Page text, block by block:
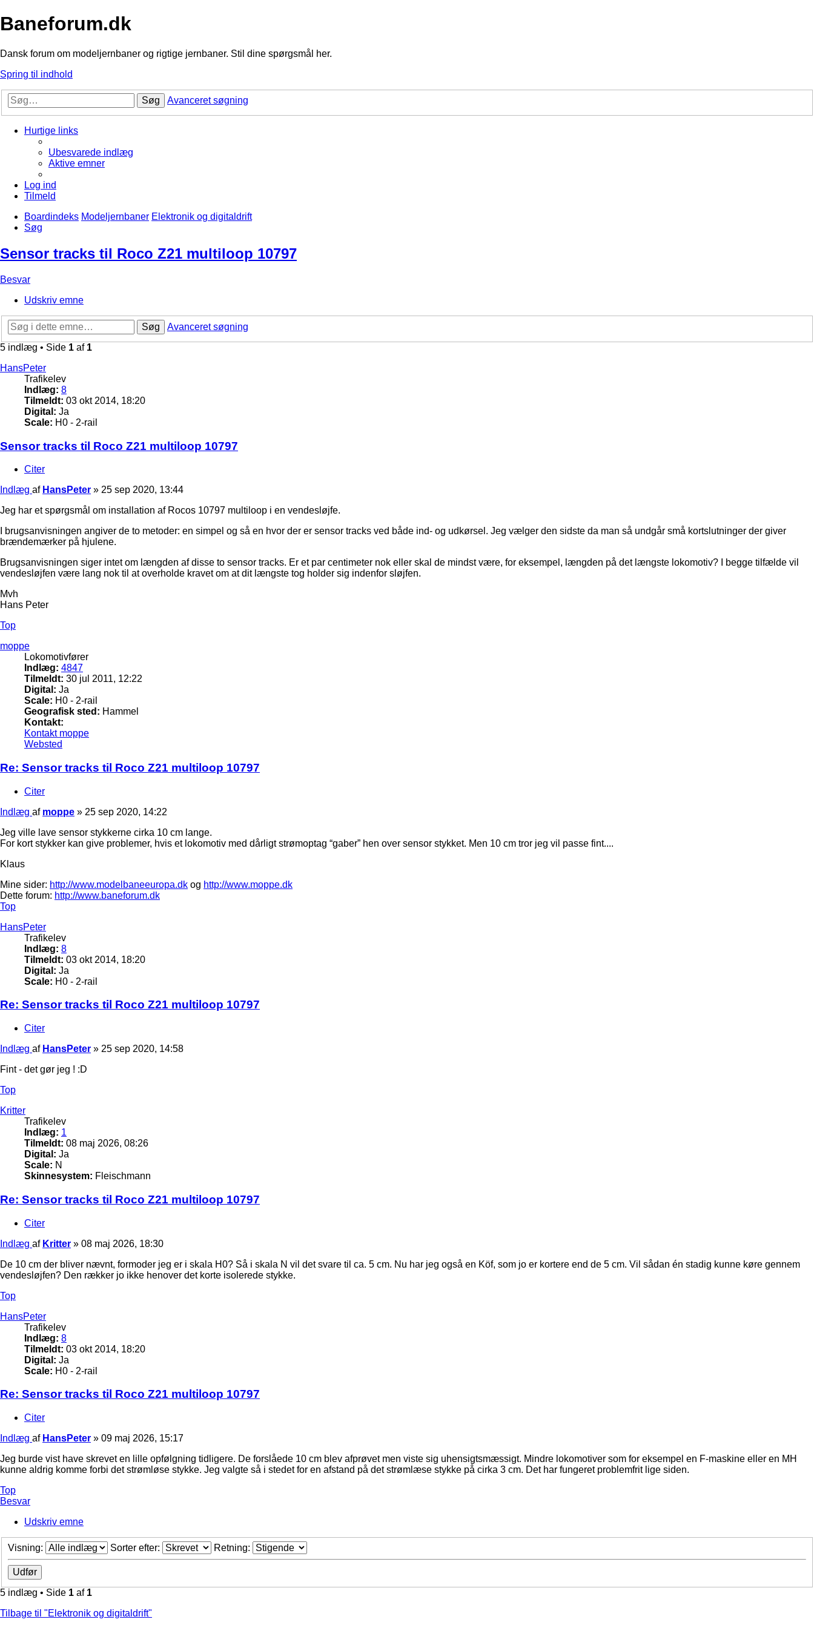
Baneforum.dk
Dansk forum om modeljernbaner og rigtige jernbaner. Stil dine spørgsmål her.
Spring til indhold
Søg Avanceret søgning
Hurtige links
Ubesvarede indlæg
Aktive emner
Log ind
Tilmeld
Boardindeks Modeljernbaner Elektronik og digitaldrift
Søg
Sensor tracks til Roco Z21 multiloop 10797
Besvar
Udskriv emne
Søg
Avanceret søgning
5 indlæg • Side 1 af 1
HansPeter
Trafikelev
Indlæg: 8
Tilmeldt: 03 okt 2014, 18:20
Digital: Ja
Scale: H0 - 2-rail
Sensor tracks til Roco Z21 multiloop 10797
Citer
Indlæg af HansPeter » 25 sep 2020, 13:44
Jeg har et spørgsmål om installation af Rocos 10797 multiloop i en vendesløjfe.
I brugsanvisningen angiver de to metoder: en simpel og så en hvor der er sensor tracks ved både ind- og udkørsel. Jeg vælger den sidste da man så undgår små kortslutninger der giver
brændemærker på hjulene.
Brugsanvisningen siger intet om længden af disse to sensor tracks. Er et par centimeter nok eller skal de mindst være, for eksempel, længden på det længste lokomotiv? I begge tilfælde vil
vendesløjfen være lang nok til at overholde kravet om at dit længste tog holder sig indenfor sløjfen.
Mvh
Hans Peter
Top
moppe
Lokomotivfører
Indlæg: 4847
Tilmeldt: 30 jul 2011, 12:22
Digital: Ja
Scale: H0 - 2-rail
Geografisk sted: Hammel
Kontakt:
Kontakt moppe
Websted
Re: Sensor tracks til Roco Z21 multiloop 10797
Citer
Indlæg af moppe » 25 sep 2020, 14:22
Jeg ville lave sensor stykkerne cirka 10 cm lange.
For kort stykker kan give problemer, hvis et lokomotiv med dårligt strømoptag “gaber” hen over sensor stykket. Men 10 cm tror jeg vil passe fint....
Klaus
Mine sider: http://www.modelbaneeuropa.dk og http://www.moppe.dk
Dette forum: http://www.baneforum.dk
Top
HansPeter
Trafikelev
Indlæg: 8
Tilmeldt: 03 okt 2014, 18:20
Digital: Ja
Scale: H0 - 2-rail
Re: Sensor tracks til Roco Z21 multiloop 10797
Citer
Indlæg af HansPeter » 25 sep 2020, 14:58
Fint - det gør jeg ! :D
Top
Kritter
Trafikelev
Indlæg: 1
Tilmeldt: 08 maj 2026, 08:26
Digital: Ja
Scale: N
Skinnesystem: Fleischmann
Re: Sensor tracks til Roco Z21 multiloop 10797
Citer
Indlæg af Kritter » 08 maj 2026, 18:30
De 10 cm der bliver nævnt, formoder jeg er i skala H0? Så i skala N vil det svare til ca. 5 cm. Nu har jeg også en Köf, som jo er kortere end de 5 cm. Vil sådan én stadig kunne køre gennem
vendesløjfen? Den rækker jo ikke henover det korte isolerede stykke.
Top
HansPeter
Trafikelev
Indlæg: 8
Tilmeldt: 03 okt 2014, 18:20
Digital: Ja
Scale: H0 - 2-rail
Re: Sensor tracks til Roco Z21 multiloop 10797
Citer
Indlæg af HansPeter » 09 maj 2026, 15:17
Jeg burde vist have skrevet en lille opfølgning tidligere. De forslåede 10 cm blev afprøvet men viste sig uhensigtsmæssigt. Mindre lokomotiver som for eksempel en F-maskine eller en MH
kunne aldrig komme forbi det strømløse stykke. Jeg valgte så i stedet for en afstand på det strømlæse stykke på cirka 3 cm. Det har fungeret problemfrit lige siden.
Top
Besvar
Udskriv emne
Visning: Sorter efter: Retning:
5 indlæg • Side 1 af 1
Tilbage til "Elektronik og digitaldrift"